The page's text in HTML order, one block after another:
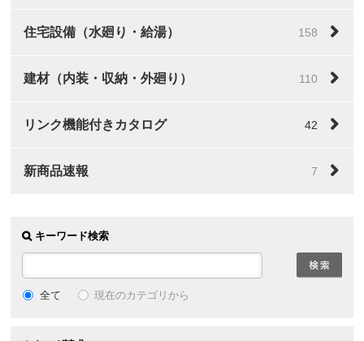
住宅設備（水廻り・給湯） 158
建材（内装・収納・外廻り） 110
リンク機能付きカタログ 42
新商品速報 7
キーワード検索
全て 現在のカテゴリから